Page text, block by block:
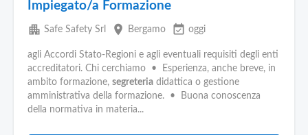
Impiegato/a Formazione
apartment Safe Safety Srl place Bergamo event_available oggi
agli Accordi Stato-Regioni e agli eventuali requisiti degli enti
accreditatori. Chi cerchiamo • Esperienza, anche breve, in
ambito formazione, segreteria didattica o gestione
amministrativa della formazione. • Buona conoscenza
della normativa in materia...